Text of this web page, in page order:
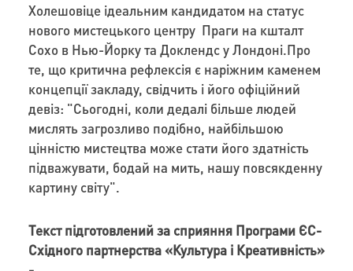
Холешовіце ідеальним кандидатом на статус
нового мистецького центру Праги на кшталт
Сохо в Нью-Йорку та Доклендс у Лондоні.Про
те, що критична рефлексія є наріжним каменем
концепції закладу, свідчить і його офіційний
девіз: "Сьогодні, коли дедалі більше людей
мислять загрозливо подібно, найбільшою
цінністю мистецтва може стати його здатність
підважувати, бодай на мить, нашу повсякденну
картину світу".
Текст підготовлений за сприяння Програми ЄС-
Східного партнерства «Культура і Креативність»